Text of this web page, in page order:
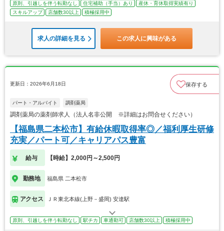
原則、引越しを伴う転勤なし
住宅補助（手当）あり
産休・育休取得実績有り
スキルアップ
店舗数30以上 積極採用中
求人の詳細を見る この求人に興味がある
更新日：2026年6月18日 保存する
パート・アルバイト 調剤薬局
調剤薬局の薬剤師求人（法人名非公開 ※詳細はお問合せください）
【福島県二本松市】有給休暇取得率◎／福利厚生研修
充実／パート可／キャリアパス豊富
給与 【時給】2,000円～2,500円
勤務地 福島県 二本松市
アクセス ＪＲ東北本線(上野－盛岡) 安達駅
原則、引越しを伴う転勤なし 駅チカ 車通勤可 店舗数30以上 積極採用中